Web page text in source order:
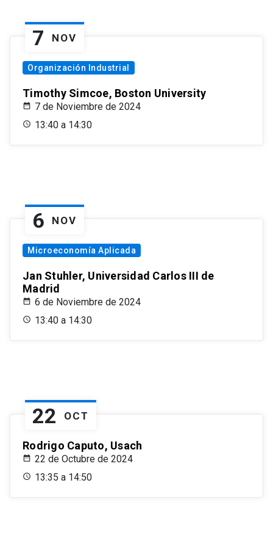
7 NOV
Organización Industrial
Timothy Simcoe, Boston University
7 de Noviembre de 2024
13:40 a 14:30
6 NOV
Microeconomía Aplicada
Jan Stuhler, Universidad Carlos III de
Madrid
6 de Noviembre de 2024
13:40 a 14:30
22 OCT
Rodrigo Caputo, Usach
22 de Octubre de 2024
13:35 a 14:50